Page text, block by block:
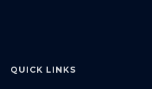
QUICK LINKS